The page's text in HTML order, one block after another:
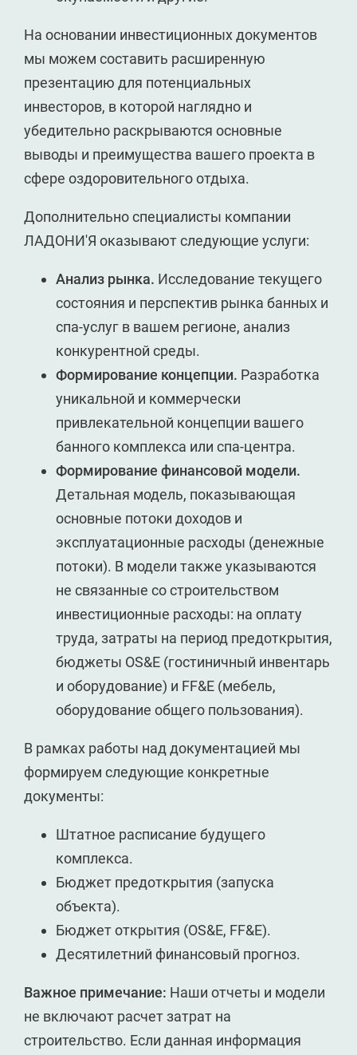
На основании инвестиционных документов
мы можем составить расширенную
презентацию для потенциальных
инвесторов, в которой наглядно и
убедительно раскрываются основные
выводы и преимущества вашего проекта в
сфере оздоровительного отдыха.
Дополнительно специалисты компании
ЛАДОНИ'Я оказывают следующие услуги:
Анализ рынка. Исследование текущего
состояния и перспектив рынка банных и
спа-услуг в вашем регионе, анализ
конкурентной среды.
Формирование концепции. Разработка
уникальной и коммерчески
привлекательной концепции вашего
банного комплекса или спа-центра.
Формирование финансовой модели.
Детальная модель, показывающая
основные потоки доходов и
эксплуатационные расходы (денежные
потоки). В модели также указываются
не связанные со строительством
инвестиционные расходы: на оплату
труда, затраты на период предоткрытия,
бюджеты OS&E (гостиничный инвентарь
и оборудование) и FF&E (мебель,
оборудование общего пользования).
В рамках работы над документацией мы
формируем следующие конкретные
документы:
Штатное расписание будущего
комплекса.
Бюджет предоткрытия (запуска
объекта).
Бюджет открытия (OS&E, FF&E).
Десятилетний финансовый прогноз.
Важное примечание: Наши отчеты и модели
не включают расчет затрат на
строительство. Если данная информация